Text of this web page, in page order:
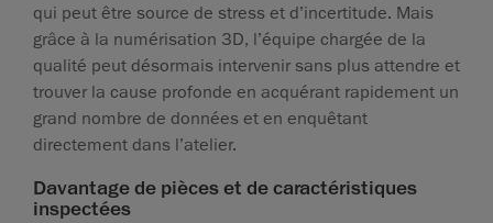
qui peut être source de stress et d’incertitude. Mais
grâce à la numérisation 3D, l’équipe chargée de la
qualité peut désormais intervenir sans plus attendre et
trouver la cause profonde en acquérant rapidement un
grand nombre de données et en enquêtant
directement dans l’atelier.
Davantage de pièces et de caractéristiques
inspectées